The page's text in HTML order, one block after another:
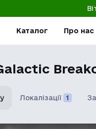
Каталог Про нас
Локалізації 1